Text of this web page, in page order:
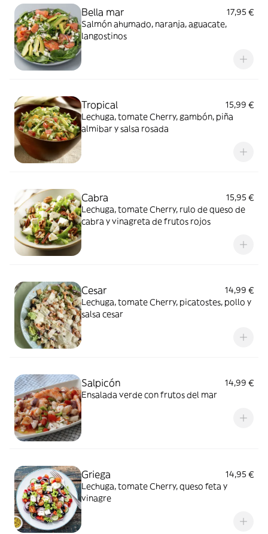
Bella mar
17,95 €
Salmón ahumado, naranja, aguacate,
langostinos
Tropical
15,99 €
Lechuga, tomate Cherry, gambón, piña
almibar y salsa rosada
Cabra
15,95 €
Lechuga, tomate Cherry, rulo de queso de
cabra y vinagreta de frutos rojos
Cesar
14,99 €
Lechuga, tomate Cherry, picatostes, pollo y
salsa cesar
Salpicón
14,99 €
Ensalada verde con frutos del mar
Griega
14,95 €
Lechuga, tomate Cherry, queso feta y
vinagre